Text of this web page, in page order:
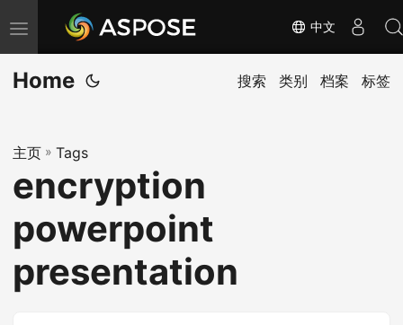
切
换
导
中文
Home 搜索 类别 档案 标签
主页 » Tags
encryption
powerpoint
presentation